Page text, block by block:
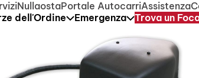
tecnica rimarrà regolarmente attivo.
NullaostaPortale AutocarriAssistenza
dell'Ordine Emergenza Trova un